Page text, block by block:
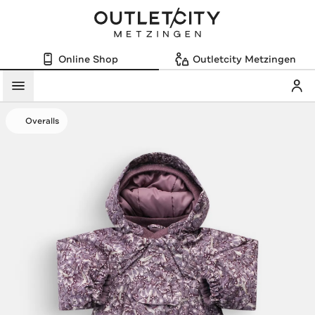
Online Shop Outletcity Metzingen
Menü
Overalls